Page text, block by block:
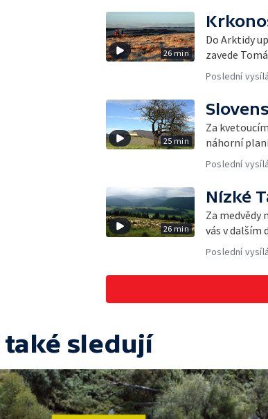
26 min
Do Arktidy
zavede
Poslední
25 min
Za
náhorní
Poslední
26 min
Nízké
Za medvědy
vás v dalším
Poslední
také sledují